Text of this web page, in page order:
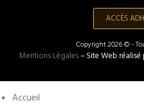
ACCÈS
Copyright 2026 © -
Mentions Légales– Site Web réalisé
Accueil